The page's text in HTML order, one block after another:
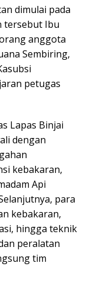
dimulai pada
tersebut Ibu
anggota
Sembiring,
petugas
Lapas Binjai
dengan
kebakaran,
Api
para
kebakaran,
hingga teknik
peralatan
tim